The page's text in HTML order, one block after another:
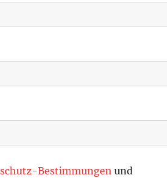
Bestimmungenund